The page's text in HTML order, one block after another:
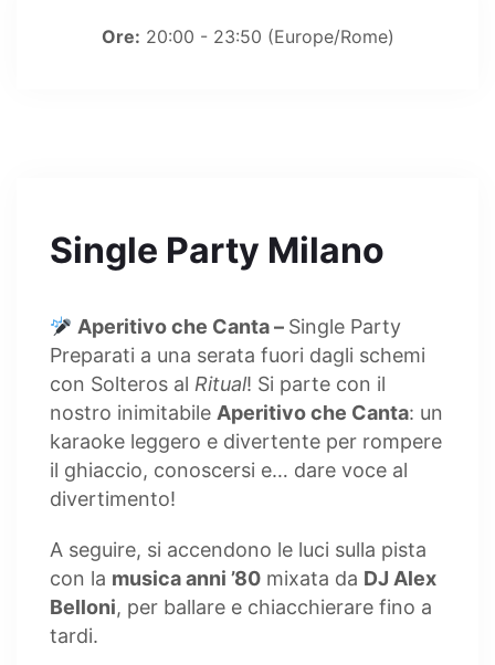
Single Party Milano
Aperitivo che Canta – Single Party
Preparati a una serata fuori dagli schemi
con Solteros al Ritual! Si parte con il
nostro inimitabile Aperitivo che Canta: un
karaoke leggero e divertente per rompere
il ghiaccio, conoscersi e… dare voce al
divertimento!
A seguire, si accendono le luci sulla pista
con la musica anni ’80 mixata da DJ Alex
Belloni, per ballare e chiacchierare fino a
tardi.
Ore: 20:00 - 23:50 (Europe/Rome)